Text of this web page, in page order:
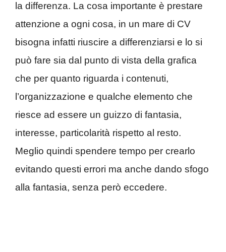
la differenza. La cosa importante è prestare
attenzione a ogni cosa, in un mare di CV
bisogna infatti riuscire a differenziarsi e lo si
può fare sia dal punto di vista della grafica
che per quanto riguarda i contenuti,
l’organizzazione e qualche elemento che
riesce ad essere un guizzo di fantasia,
interesse, particolarità rispetto al resto.
Meglio quindi spendere tempo per crearlo
evitando questi errori ma anche dando sfogo
alla fantasia, senza però eccedere.